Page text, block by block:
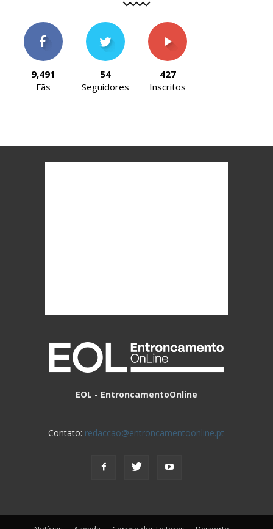
9,491
Fãs
54
Seguidores
427
Inscritos
EOL - EntroncamentoOnline
Contato: redaccao@entroncamentoonline.pt